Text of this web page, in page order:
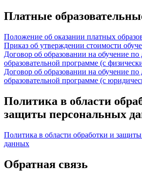
Платные
Положение об оказании платных
Приказ об утверждении стоимости
Договор об образовании на обучение
образовательной программе (с
Договор об образовании на обучение
образовательной программе (с
Политика в области
защиты персональных
Политика в области обработки и
данных
Обратная связь